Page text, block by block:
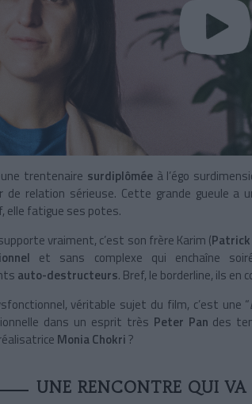
une trentenaire surdiplôméeà l’égo
de relation sérieuse. Cette grande gueule
elle fatigue ses potes.
vraiment, c’est son frère Karim (Patrick
et sans complexe qui enchaîne
auto-destructeurs. Bref, le borderline, ils en
véritable sujet du film, c’est une “
dans un esprit très Peter Pan des
Monia Chokri?
UNE RENCONTRE QUI